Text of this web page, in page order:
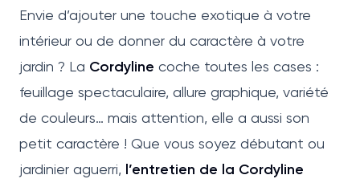
Envie d’ajouter une touche exotique à votre
intérieur ou de donner du caractère à votre
jardin ? La Cordyline coche toutes les cases :
feuillage spectaculaire, allure graphique, variété
de couleurs… mais attention, elle a aussi son
petit caractère ! Que vous soyez débutant ou
jardinier aguerri, l’entretien de la Cordyline